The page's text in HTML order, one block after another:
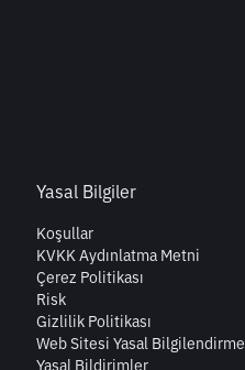
Yasal Bilgiler
Koşullar
KVKK Aydınlatma Metni
Çerez Politikası
Risk
Gizlilik Politikası
Web Sitesi Yasal Bilgilendirme
Yasal Bildirimler